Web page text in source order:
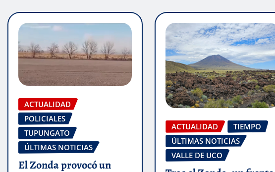
ACTUALIDAD
POLICIALES
TUPUNGATO
ÚLTIMAS NOTICIAS
El Zonda provocó un
ACTUALIDAD
TIEMPO
ÚLTIMAS NOTICIAS
VALLE DE UCO